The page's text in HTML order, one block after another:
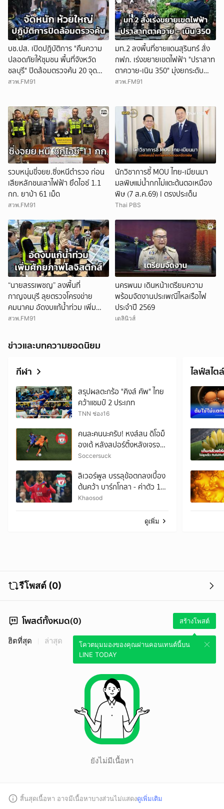
บช.ปส. เปิดปฏิบัติการ "คืนความ
ปลอดภัยให้ชุมชน พื้นที่จังหวัด
ชลบุรี" ปิดล้อมตรวจค้น 20 จุด
กวาดล้างเครือข่ายแก๊งยาเสพติด
สวพ.FM91
มท.2 ลงพื้นที่ชายแดนสุรินทร์ สั่ง
กฟภ. เร่งขยายเขตไฟฟ้า "ปราสาท
ตาควาย-เนิน 350" มุ่งยกระดับ
คุณภาพชีวิตและขวัญกำลังพลแนว
ป้องกันประเทศตามแนวชายแดน
สวพ.FM91
รวบหนุ่มขี่จยย.ซิ่งหนีตำรวจ ก่อน
เสียหลักชนเสาไฟฟ้า ยึดไอซ์ 1.1
กก. ยาบ้า 61 เม็ด
สวพ.FM91
นักวิชาการชี้ MOU ไทย-เมียนมา
มลพิษแม่น้ำกกไม่แตะต้นตอเหมือง
พิษ (7 ส.ค.69) I ตรงประเด็น
Thai PBS
“นายสรรเพชญ” ลงพื้นที่
กาญจนบุรี ลุยตรวจโครงข่าย
คมนาคม อัดงบแก้น้ำท่วม เพิ่ม
ศักยภาพโลจิสติกส์ สร้างโอกาส
สวพ.FM91
นครพนม เดินหน้าเตรียมความ
พร้อมจัดงานประเพณีไหลเรือไฟ
ประจำปี 2569
เดลินิวส์
ข่าวและบทความยอดนิยม
กีฬา
สรุปผลตะกร้อ "คิงส์ คัพ" ไทย
คว้าแชมป์ 2 ประเภท
TNN ช่อง16
คนละคนนะครับ! หงส์สน ดิโอม็
องเด้ หลังสปอร์ติ้งหลังเจรจา
กับเจ้าป่าล่มไปแล้ว
Soccersuck
ลิเวอร์พูล บรรลุข้อตกลงเบื้อง
ต้นคว้า บาร์กโกลา - ค่าตัว 128
ล้านยูโร
Khaosod
ดูเพิ่ม
ไลฟ์สไตล์
รีโพสต์ (0)
โพสต์ทั้งหมด(0) สร้างโพสต์
โควตมุมมองของคุณผ่านคอนเทนต์นี้บน
LINE TODAY
ฮิตที่สุด ล่าสุด
ยังไม่มีเนื้อหา
สิ้นสุดเนื้อหา อาจมีเนื้อหาบางส่วนไม่แสดงดูเพิ่มเติม